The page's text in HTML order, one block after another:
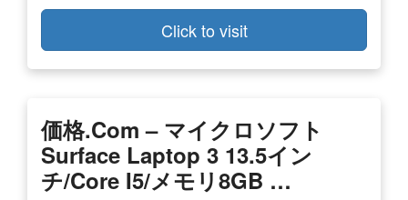
Click to visit
価格.com – マイクロソフト
Surface Laptop 3 13.5イン
チ/Core I5/メモリ8GB …